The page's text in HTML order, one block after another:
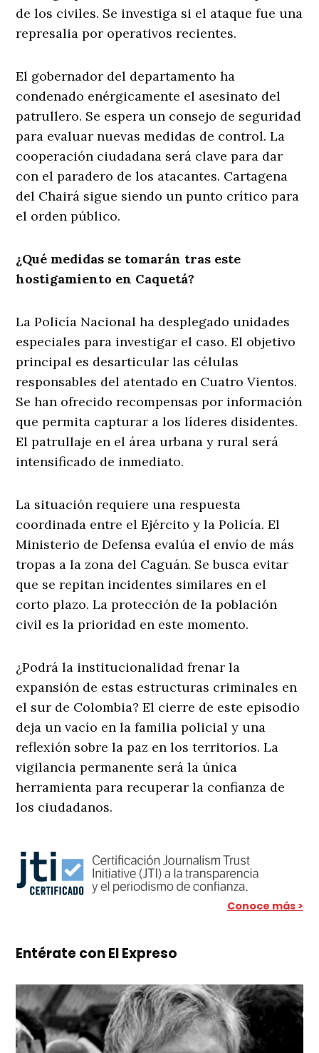
de los civiles. Se investiga si el ataque fue una
represalia por operativos recientes.
El gobernador del departamento ha
condenado enérgicamente el asesinato del
patrullero. Se espera un consejo de seguridad
para evaluar nuevas medidas de control. La
cooperación ciudadana será clave para dar
con el paradero de los atacantes. Cartagena
del Chairá sigue siendo un punto crítico para
el orden público.
¿Qué medidas se tomarán tras este
hostigamiento en Caquetá?
La Policía Nacional ha desplegado unidades
especiales para investigar el caso. El objetivo
principal es desarticular las células
responsables del atentado en Cuatro Vientos.
Se han ofrecido recompensas por información
que permita capturar a los líderes disidentes.
El patrullaje en el área urbana y rural será
intensificado de inmediato.
La situación requiere una respuesta
coordinada entre el Ejército y la Policía. El
Ministerio de Defensa evalúa el envío de más
tropas a la zona del Caguán. Se busca evitar
que se repitan incidentes similares en el
corto plazo. La protección de la población
civil es la prioridad en este momento.
¿Podrá la institucionalidad frenar la
expansión de estas estructuras criminales en
el sur de Colombia? El cierre de este episodio
deja un vacío en la familia policial y una
reflexión sobre la paz en los territorios. La
vigilancia permanente será la única
herramienta para recuperar la confianza de
los ciudadanos.
Conoce más >
Entérate con El Expreso